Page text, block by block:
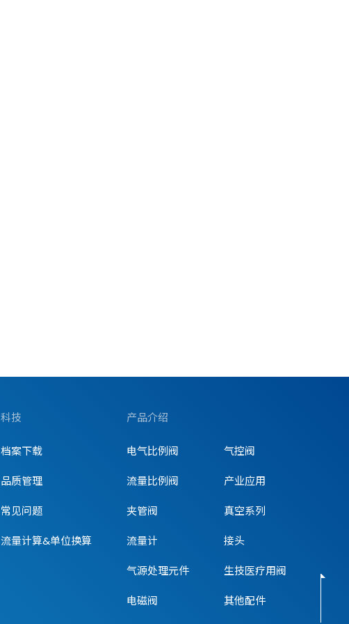
科技
档案下载
品质管理
常见问题
流量计算&单位换算
产品介绍
电气比例阀
流量比例阀
夹管阀
流量计
气源处理元件
电磁阀
气控阀
产业应用
真空系列
接头
生技医疗用阀
其他配件